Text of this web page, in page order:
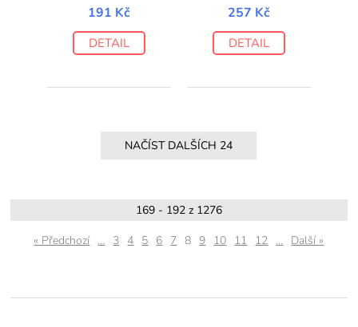
191 Kč
DETAIL
257 Kč
DETAIL
169 - 192 z 1276
« Předchozí ... 3 4 5 6 7 8 9 10 11 12 ... Další »